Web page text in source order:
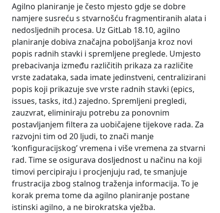
Agilno planiranje je često mjesto gdje se dobre
namjere susreću s stvarnošću fragmentiranih alata i
nedosljednih procesa. Uz GitLab 18.10, agilno
planiranje dobiva značajna poboljšanja kroz novi
popis radnih stavki i spremljene preglede. Umjesto
prebacivanja između različitih prikaza za različite
vrste zadataka, sada imate jedinstveni, centralizirani
popis koji prikazuje sve vrste radnih stavki (epics,
issues, tasks, itd.) zajedno. Spremljeni pregledi,
zauzvrat, eliminiraju potrebu za ponovnim
postavljanjem filtera za uobičajene tijekove rada. Za
razvojni tim od 20 ljudi, to znači manje
‘konfiguracijskog’ vremena i više vremena za stvarni
rad. Time se osigurava dosljednost u načinu na koji
timovi percipiraju i procjenjuju rad, te smanjuje
frustracija zbog stalnog traženja informacija. To je
korak prema tome da agilno planiranje postane
istinski agilno, a ne birokratska vježba.